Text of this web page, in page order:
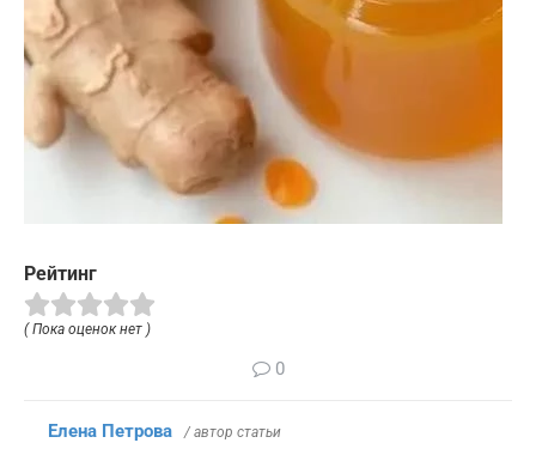
Рейтинг
( Пока оценок нет )
0
Елена Петрова / автор статьи